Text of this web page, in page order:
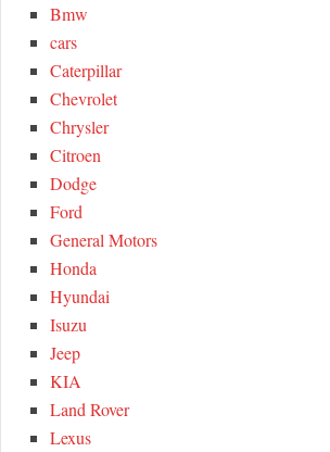
Bmw
cars
Caterpillar
Chevrolet
Chrysler
Citroen
Dodge
Ford
General Motors
Honda
Hyundai
Isuzu
Jeep
KIA
Land Rover
Lexus